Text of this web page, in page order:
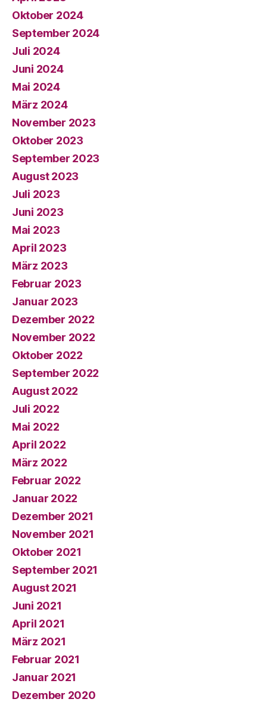
Oktober 2024
September 2024
Juli 2024
Juni 2024
Mai 2024
März 2024
November 2023
Oktober 2023
September 2023
August 2023
Juli 2023
Juni 2023
Mai 2023
April 2023
März 2023
Februar 2023
Januar 2023
Dezember 2022
November 2022
Oktober 2022
September 2022
August 2022
Juli 2022
Mai 2022
April 2022
März 2022
Februar 2022
Januar 2022
Dezember 2021
November 2021
Oktober 2021
September 2021
August 2021
Juni 2021
April 2021
März 2021
Februar 2021
Januar 2021
Dezember 2020